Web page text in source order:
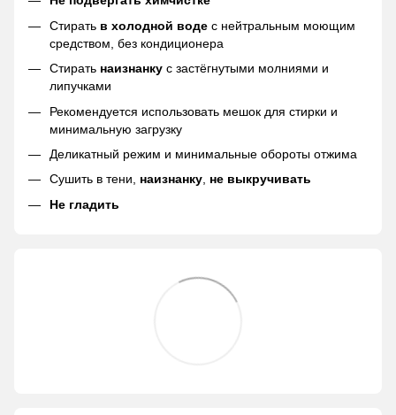
Стирать в холодной воде с нейтральным моющим
средством, без кондиционера
Стирать наизнанку с застёгнутыми молниями и
липучками
Рекомендуется использовать мешок для стирки и
минимальную загрузку
Деликатный режим и минимальные обороты отжима
Сушить в тени, наизнанку, не выкручивать
Не гладить